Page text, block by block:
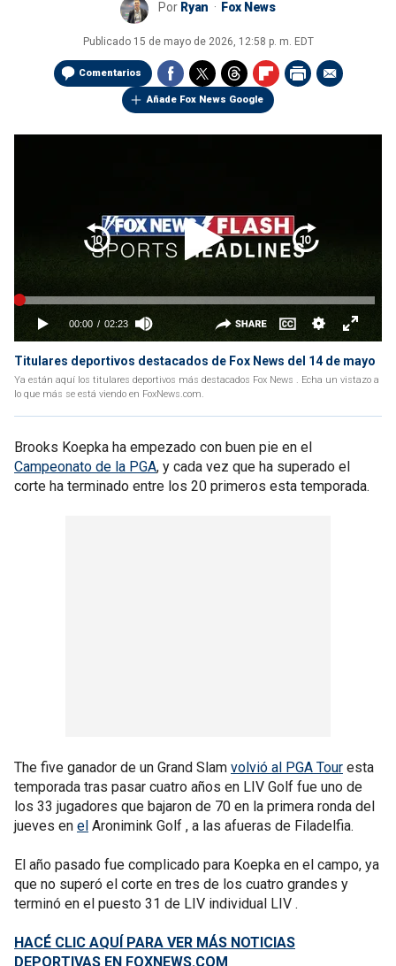
Por Ryan Fox News
Publicado 15 de mayo de 2026, 12:58 p. m. EDT
Comentarios
Añade Fox News Google
Titulares deportivos destacados de Fox News del 14 de mayo
Ya están aquí los titulares deportivos más destacados Fox News . Echa un vistazo a
lo que más se está viendo en FoxNews.com.
Brooks Koepka ha empezado con buen pie en el
Campeonato de la PGA, y cada vez que ha superado el
corte ha terminado entre los 20 primeros esta temporada.
The five ganador de un Grand Slam volvió al PGA Tour esta
temporada tras pasar cuatro años en LIV Golf fue uno de
los 33 jugadores que bajaron de 70 en la primera ronda del
jueves en el Aronimink Golf , a las afueras de Filadelfia.
El año pasado fue complicado para Koepka en el campo, ya
que no superó el corte en tres de los cuatro grandes y
terminó en el puesto 31 de LIV individual LIV .
HACÉ CLIC AQUÍ PARA VER MÁS NOTICIAS
DEPORTIVAS EN FOXNEWS.COM